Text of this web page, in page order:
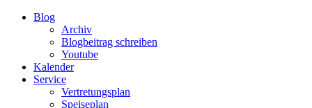
Blog
Archiv
Blogbeitrag schreiben
Youtube
Kalender
Service
Vertretungsplan
Speiseplan